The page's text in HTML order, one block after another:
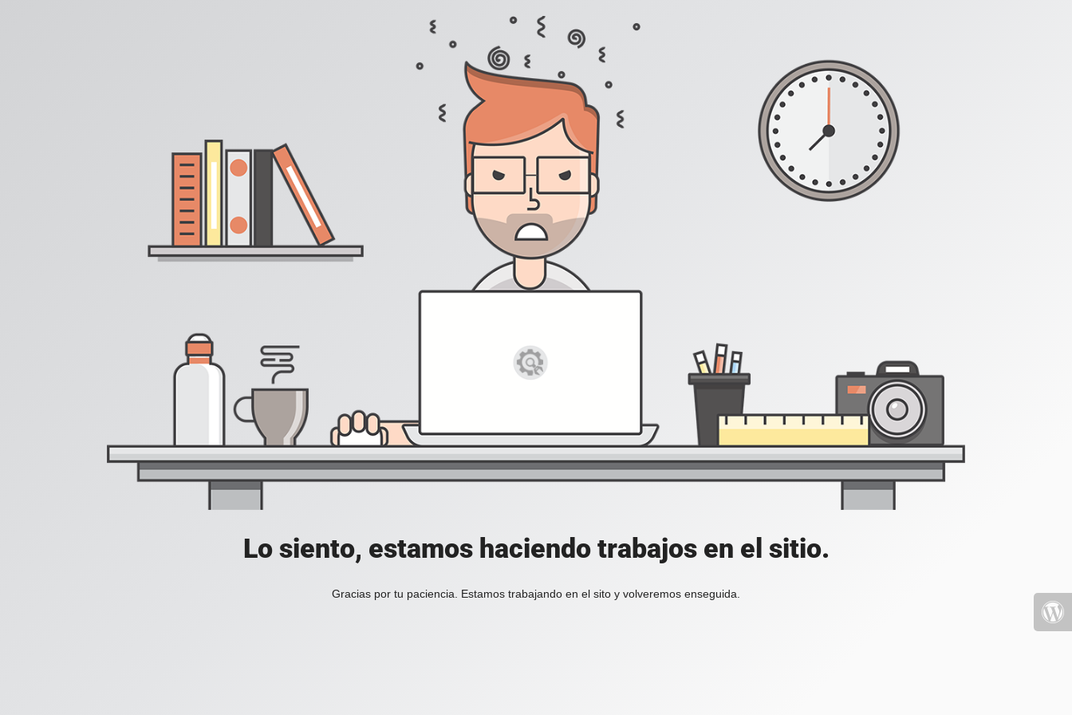
Lo siento, estamos haciendo trabajos en el sitio.
Gracias por tu paciencia. Estamos trabajando en el sito y volveremos enseguida.